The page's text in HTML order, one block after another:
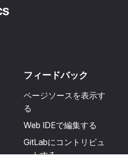
フィードバック
ページソースを表示す
る
Web IDEで編集する
GitLabにコントリビュ
ートする